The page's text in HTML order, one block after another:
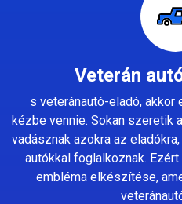
Veterán
s veteránautó-eladó,
kézbe vennie. Sokan szeretik
vadásznak azokra az
autókkal foglalkoznak.
embléma elkészítése,